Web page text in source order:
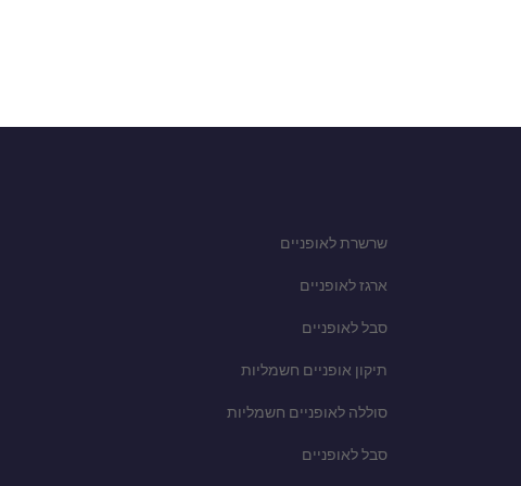
שרשרת לאופניים
ארגז לאופניים
סבל לאופניים
תיקון אופניים חשמליות
סוללה לאופניים חשמליות
סבל לאופניים